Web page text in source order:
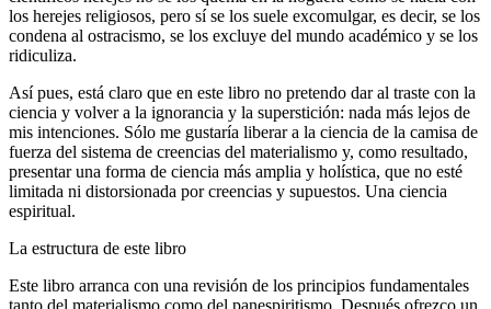
los herejes religiosos, pero sí se los suele excomulgar, es decir, se los
condena al ostracismo, se los excluye del mundo académico y se los
ridiculiza.
Así pues, está claro que en este libro no pretendo dar al traste con la
ciencia y volver a la ignorancia y la superstición: nada más lejos de
mis intenciones. Sólo me gustaría liberar a la ciencia de la camisa de
fuerza del sistema de creencias del materialismo y, como resultado,
presentar una forma de ciencia más amplia y holística, que no esté
limitada ni distorsionada por creencias y supuestos. Una ciencia
espiritual.
La estructura de este libro
Este libro arranca con una revisión de los principios fundamentales
tanto del materialismo como del panespiritismo. Después ofrezco un